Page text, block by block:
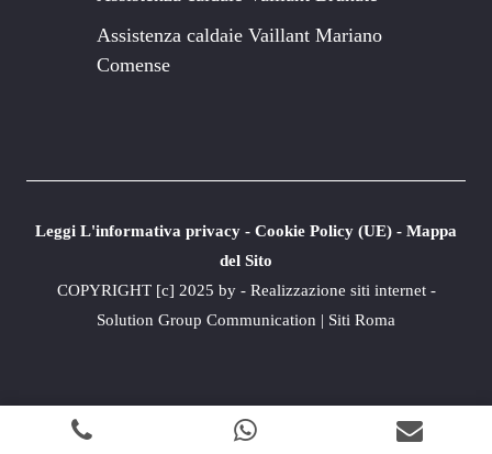
Assistenza caldaie Vaillant Mariano
Comense
Leggi L'informativa privacy - Cookie Policy (UE) - Mappa
del Sito
COPYRIGHT [c] 2025 by - Realizzazione siti internet-
Solution Group Communication | Siti Roma